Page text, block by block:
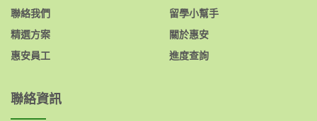
聯絡我們
精選方案
惠安員工
留學小幫手
關於惠安
進度查詢
聯絡資訊